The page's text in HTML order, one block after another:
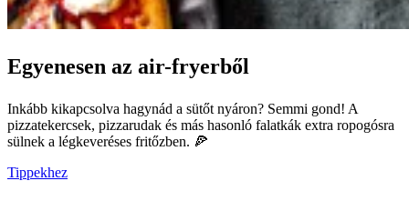
Egyenesen az air-fryerből
Inkább kikapcsolva hagynád a sütőt nyáron? Semmi gond! A
pizzatekercsek, pizzarudak és más hasonló falatkák extra ropogósra
sülnek a légkeveréses fritőzben. 🍕
Tippekhez